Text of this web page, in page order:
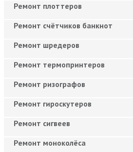
Ремонт плоттеров
Ремонт счётчиков банкнот
Ремонт шредеров
Ремонт термопринтеров
Ремонт ризографов
Ремонт гироскутеров
Ремонт сигвеев
Ремонт моноколёса